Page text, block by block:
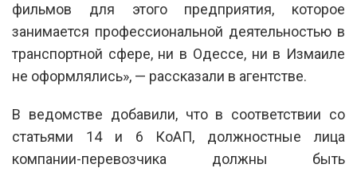
фильмов для этого предприятия, которое
занимается профессиональной деятельностью в
транспортной сфере, ни в Одессе, ни в Измаиле
не оформлялись», — рассказали в агентстве.
В ведомстве добавили, что в соответствии со
статьями 14 и 6 КоАП, должностные лица
компании-перевозчика должны быть